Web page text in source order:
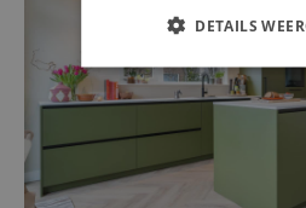
DETAILS